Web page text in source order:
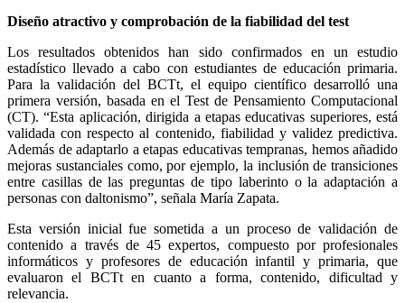
Diseño atractivo y comprobación de la fiabilidad del test
Los resultados obtenidos han sido confirmados en un estudio
estadístico llevado a cabo con estudiantes de educación primaria.
Para la validación del BCTt, el equipo científico desarrolló una
primera versión, basada en el Test de Pensamiento Computacional
(CT). “Esta aplicación, dirigida a etapas educativas superiores, está
validada con respecto al contenido, fiabilidad y validez predictiva.
Además de adaptarlo a etapas educativas tempranas, hemos añadido
mejoras sustanciales como, por ejemplo, la inclusión de transiciones
entre casillas de las preguntas de tipo laberinto o la adaptación a
personas con daltonismo”, señala María Zapata.
Esta versión inicial fue sometida a un proceso de validación de
contenido a través de 45 expertos, compuesto por profesionales
informáticos y profesores de educación infantil y primaria, que
evaluaron el BCTt en cuanto a forma, contenido, dificultad y
relevancia.